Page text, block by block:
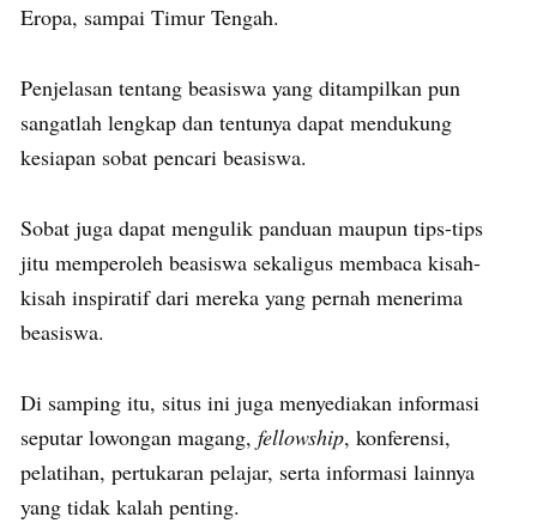
Eropa, sampai Timur Tengah.
Penjelasan tentang beasiswa yang ditampilkan pun
sangatlah lengkap dan tentunya dapat mendukung
kesiapan sobat pencari beasiswa.
Sobat juga dapat mengulik panduan maupun tips-tips
jitu memperoleh beasiswa sekaligus membaca kisah-
kisah inspiratif dari mereka yang pernah menerima
beasiswa.
Di samping itu, situs ini juga menyediakan informasi
seputar lowongan magang, fellowship, konferensi,
pelatihan, pertukaran pelajar, serta informasi lainnya
yang tidak kalah penting.